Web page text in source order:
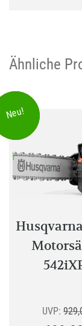
Ähnliche
Sale!
Neu!
UVP: